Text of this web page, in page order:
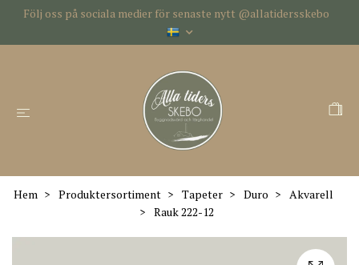
Följ oss på sociala medier för senaste nytt @allatidersskebo
Hem Produktersortiment Tapeter Duro
Akvarell
Rauk 222-12